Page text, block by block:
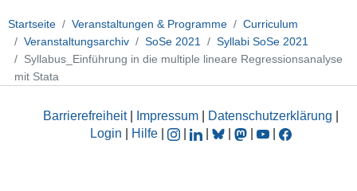
Startseite Veranstaltungen & Programme
Curriculum
Veranstaltungsarchiv
SoSe 2021
Syllabi SoSe 2021
Syllabus_Einführung in die multiple lineare Regressionsanalyse
mit Stata
Barrierefreiheit| Impressum Datenschutzerklärung
Login
Hilfe